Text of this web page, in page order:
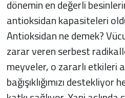
dönemin en değerli
antioksidan kapasiteleri
Antioksidan ne demek?
zarar veren serbest
meyveler, o zararlı etkileri
bağışıklığımızı destekliyor